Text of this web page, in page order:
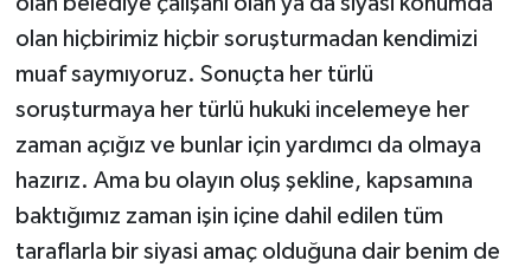
olan hiçbirimiz hiçbir soruşturmadan kendimizi
muaf saymıyoruz. Sonuçta her türlü
soruşturmaya her türlü hukuki incelemeye her
zaman açığız ve bunlar için yardımcı da olmaya
hazırız. Ama bu olayın oluş şekline, kapsamına
baktığımız zaman işin içine dahil edilen tüm
taraflarla bir siyasi amaç olduğuna dair benim de